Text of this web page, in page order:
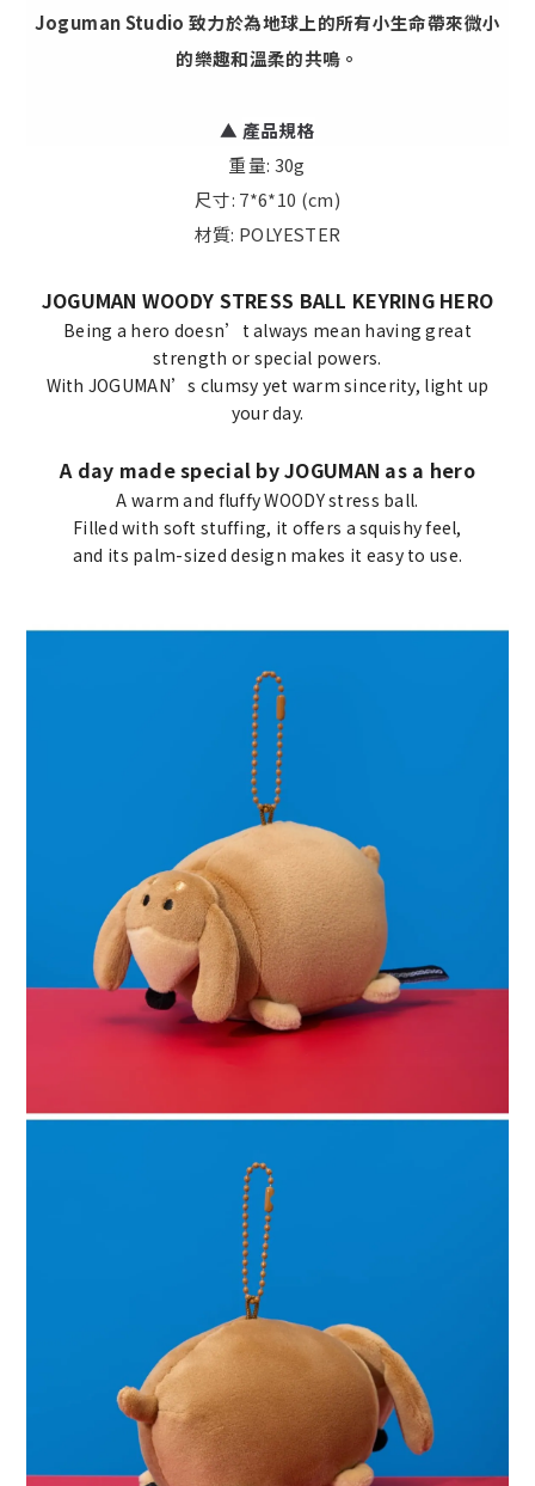
Joguman Studio 致力於為地球上的所有小生命帶來微小
的樂趣和溫柔的共鳴。
▲ 產品規格
重量: 30g
尺寸: 7*6*10 (cm)
材質: POLYESTER
JOGUMAN WOODY STRESS BALL KEYRING HERO
Being a hero doesn’t always mean having great
strength or special powers.
With JOGUMAN’s clumsy yet warm sincerity, light up
your day.
A day made special by JOGUMAN as a hero
A warm and fluffy WOODY stress ball.
Filled with soft stuffing, it offers a squishy feel,
and its palm-sized design makes it easy to use.